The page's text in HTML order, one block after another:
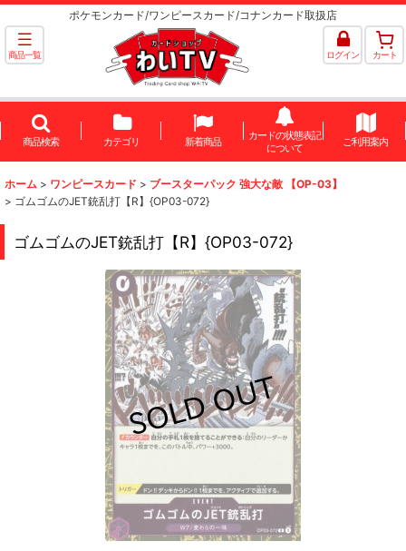
ポケモンカード/ワンピースカード/コナンカード取扱店
商品一覧 ログイン カート
商品検索 カテゴリ 新着商品
カードの状態表記
について
ご利用案内
ホーム > ワンピースカード > ブースターパック 強大な敵 【OP-03】
> ゴムゴムのJET銃乱打【R】{OP03-072}
ゴムゴムのJET銃乱打【R】{OP03-072}